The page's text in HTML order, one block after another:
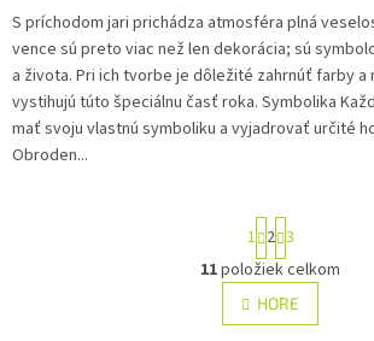
S príchodom jari prichádza atmosféra plná
vence sú preto viac než len dekorácia; sú
a života. Pri ich tvorbe je dôležité zahrnúť farby
vystihujú túto špeciálnu časť roka. Symbolika
mať svoju vlastnú symboliku a vyjadrovať určité
Obroden...
O
v
l
S
t
r
á
n
k
1 2 3
11položiek celkom
HORE